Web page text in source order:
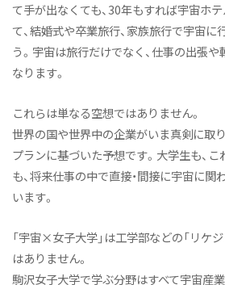
て手が出なくても、30年もすれば宇宙ホ
て、結婚式や卒業旅行、家族旅行で宇宙に
う。宇宙は旅行だけでなく、仕事の出張や
なります。
これらは単なる空想ではありません。
世界の国や世界中の企業がいま真剣に取
プランに基づいた予想です。大学生も、
も、将来仕事の中で直接・間接に宇宙に
います。
「宇宙×女子大学」は工学部などの「リケ
はありません。
駒沢女子大学で学ぶ分野はすべて宇宙産
ニュース&トピックス
トピックス
ニュース&トピックス：アーカイブ